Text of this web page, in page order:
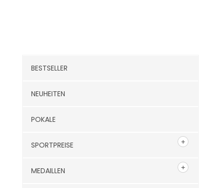
BESTSELLER
NEUHEITEN
POKALE
SPORTPREISE
MEDAILLEN